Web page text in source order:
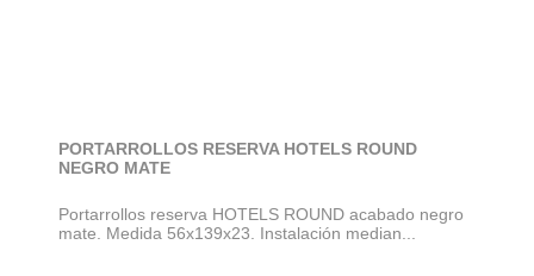
PORTARROLLOS RESERVA HOTELS ROUND
NEGRO MATE
Portarrollos reserva HOTELS ROUND acabado negro
mate. Medida 56x139x23. Instalación median...